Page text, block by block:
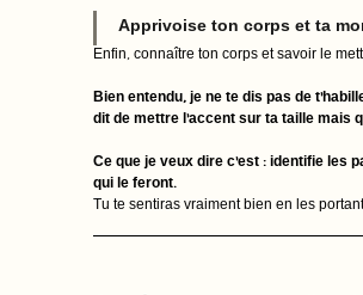
Apprivoise ton corps et ta
Enfin, connaître ton corps et savoir le
Bien entendu, je ne te dis pas de
dit de mettre l'accent sur ta taille mais
Ce que je veux dire c'est : identifie les
qui le feront.
Tu te sentiras vraiment bien en les